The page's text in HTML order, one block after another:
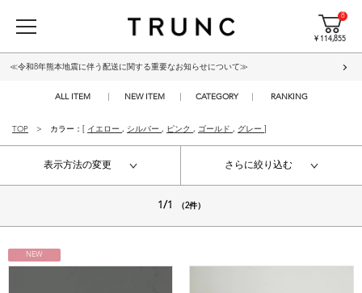
8
¥ 114,855
≪令和8年熊本地震に伴う配送に関する重要なお知らせについて≫
ALL ITEM NEW ITEM CATEGORY RANKING
TOP カラー：[ イエロー , シルバー , ピンク , ゴールド , グレー
表示方法の変更 さらに絞り込む
1/1 （2件）
NEW